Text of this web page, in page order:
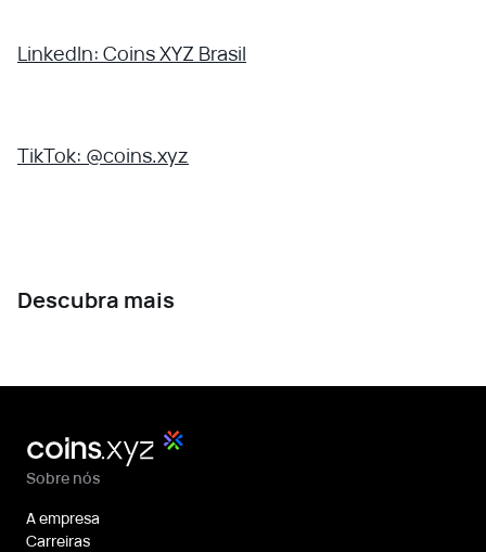
LinkedIn: Coins XYZ Brasil
TikTok: @coins.xyz
Descubra mais
Sobre nós
A empresa
Carreiras